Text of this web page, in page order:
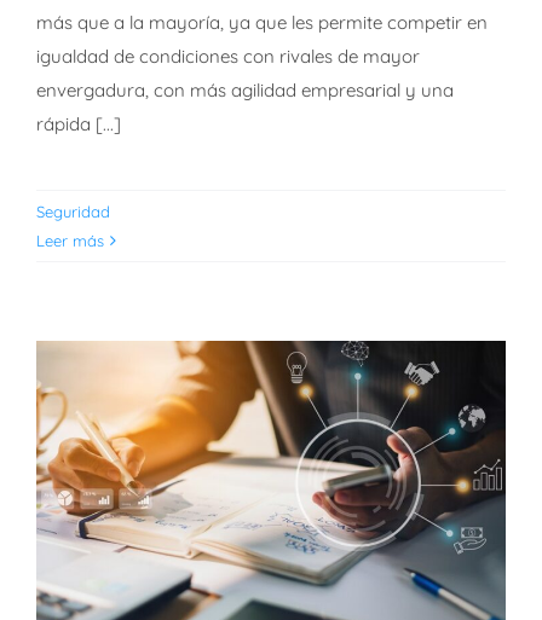
más que a la mayoría, ya que les permite competir en
igualdad de condiciones con rivales de mayor
envergadura, con más agilidad empresarial y una
rápida [...]
Seguridad
Leer más